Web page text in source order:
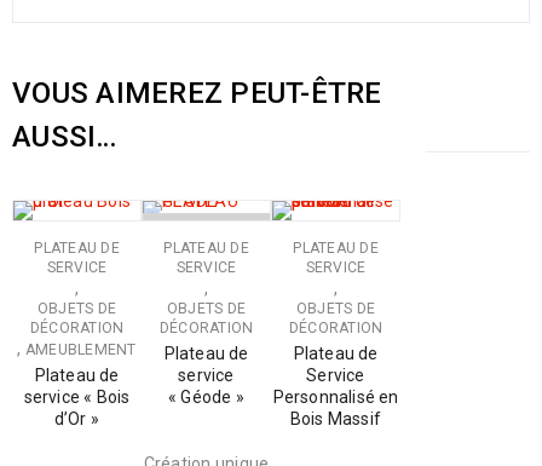
VOUS AIMEREZ PEUT-ÊTRE
AUSSI…
PLATEAU DE
SERVICE
,
OBJETS DE
DÉCORATION
, AMEUBLEMENT
Plateau de
service « Bois
d’Or »
STOCK
PLATEAU DE
SERVICE
,
OBJETS DE
DÉCORATION
Plateau de
service
« Géode »
PLATEAU DE
SERVICE
,
OBJETS DE
DÉCORATION
Plateau de
Service
Personnalisé en
Bois Massif